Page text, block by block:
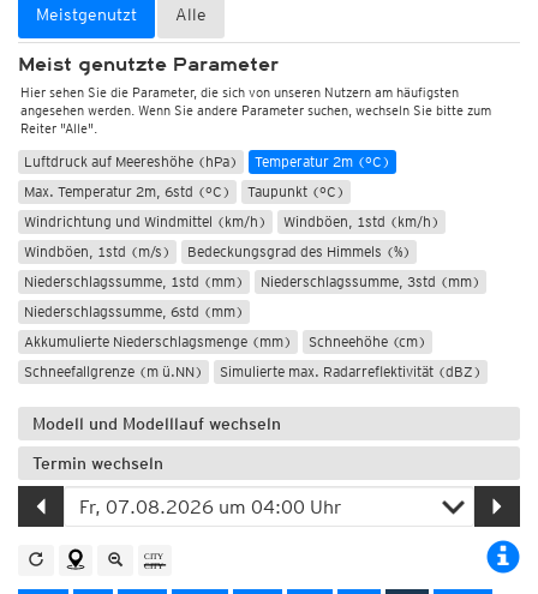
Meistgenutzt Alle
Meist genutzte Parameter
Hier sehen Sie die Parameter, die sich von unseren Nutzern am häufigsten
angesehen werden. Wenn Sie andere Parameter suchen, wechseln Sie bitte zum
Reiter "Alle".
Luftdruck auf Meereshöhe (hPa)
Temperatur 2m (°C)
Max. Temperatur 2m, 6std (°C)
Taupunkt (°C)
Windrichtung und Windmittel (km/h)
Windböen, 1std (km/h)
Windböen, 1std (m/s)
Bedeckungsgrad des Himmels (%)
Niederschlagssumme, 1std (mm)
Niederschlagssumme, 3std (mm)
Niederschlagssumme, 6std (mm)
Akkumulierte Niederschlagsmenge (mm)
Schneehöhe (cm)
Schneefallgrenze (m ü.NN)
Simulierte max. Radarreflektivität (dBZ)
Modell und Modelllauf wechseln
Termin wechseln